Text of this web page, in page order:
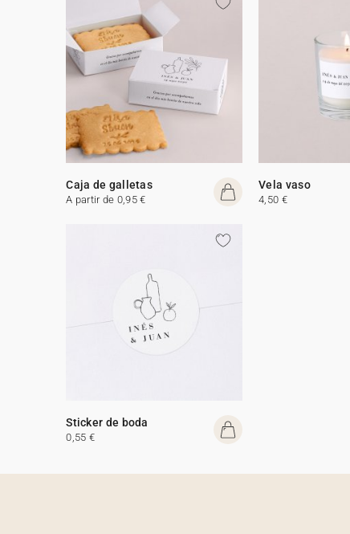
Caja de galletas
A partir de 0,95 €
Vela vaso
4,50 €
Sticker de boda
0,55 €